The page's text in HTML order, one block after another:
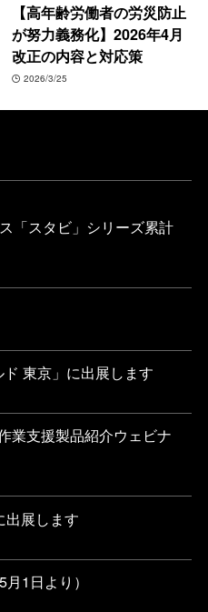
【高年齢労働者の労災防止
が努力義務化】2026年4月
改正の内容と対応策
2026/3/25
「スタビ」シリーズ累計
ド 東京」に出展します
業支援製品紹介ウェビナ
出展します
1日より）